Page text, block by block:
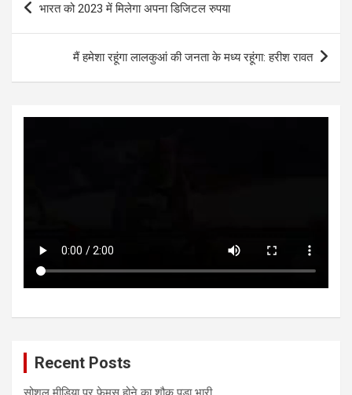
A o
o
k
g
er
n
भारत को 2023 में मिलेगा अपना डिजिटल रुपया
मैं हमेशा रहूंगा लालकुआं की जनता के मध्य रहूंगा: हरीश रावत
Recent Posts